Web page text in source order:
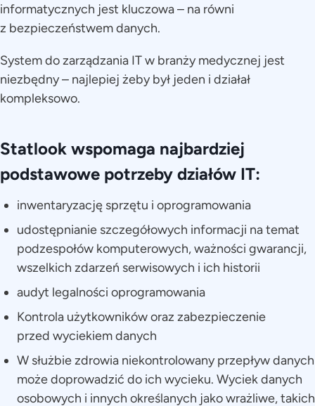
informatycznych jest kluczowa – na równi
z bezpieczeństwem danych.
System do zarządzania IT w branży medycznej jest
niezbędny – najlepiej żeby był jeden i działał
kompleksowo.
Statlook wspomaga najbardziej
podstawowe potrzeby działów IT:
inwentaryzację sprzętu i oprogramowania
udostępnianie szczegółowych informacji na temat
podzespołów komputerowych, ważności gwarancji,
wszelkich zdarzeń serwisowych i ich historii
audyt legalności oprogramowania
Kontrola użytkowników oraz zabezpieczenie
przed wyciekiem danych
W służbie zdrowia niekontrolowany przepływ danych
może doprowadzić do ich wycieku. Wyciek danych
osobowych i innych określanych jako wrażliwe, takich